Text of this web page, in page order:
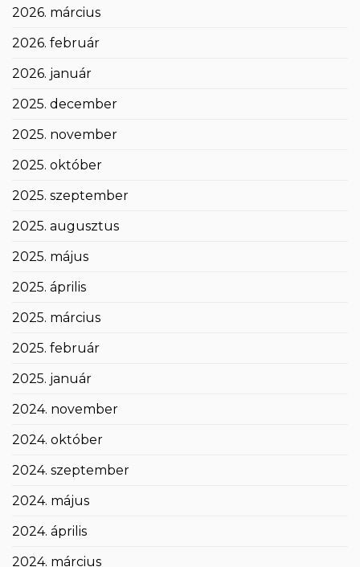
2026. március
2026. február
2026. január
2025. december
2025. november
2025. október
2025. szeptember
2025. augusztus
2025. május
2025. április
2025. március
2025. február
2025. január
2024. november
2024. október
2024. szeptember
2024. május
2024. április
2024. március